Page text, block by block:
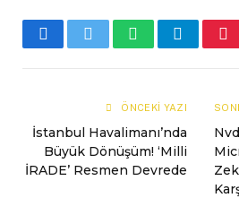
FacebookTwitterWhatsAppTelegram
ÖNCEKI YAZI
İstanbul Havalimanı’nda
Büyük Dönüşüm! ‘Milli
İRADE’ Resmen Devrede